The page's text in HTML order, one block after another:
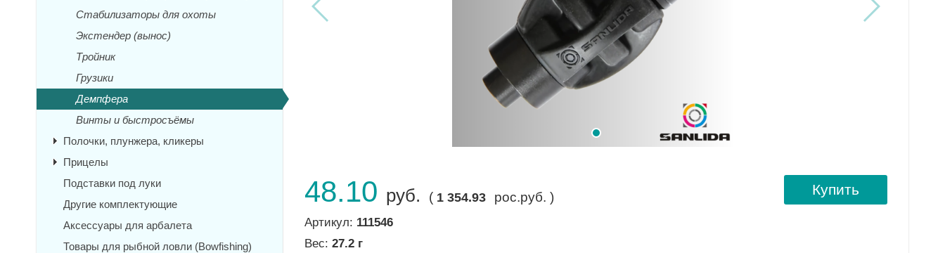
48.10 руб. ( 1 354.93 рос.руб. )
Артикул: 111546
Вес: 27.2 г
Купить
Стабилизаторы для охоты
Экстендер (вынос)
Тройник
Грузики
Демпфера
Винты и быстросъёмы
Полочки, плунжера, кликеры
Прицелы
Подставки под луки
Другие комплектующие
Аксессуары для арбалета
Товары для рыбной ловли (Bowfishing)